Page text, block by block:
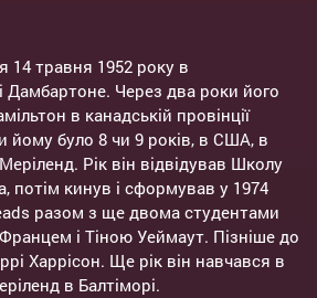
14 травня 1952 року в
Дамбартоне. Через два роки його
в канадській провінції
йому було 8 чи 9 років, в США, в
Рік він відвідував Школу
потім кинув і сформував у 1974
разом з ще двома студентами
і Тіною Уеймаут. Пізніше до
Харрісон. Ще рік він навчався в
в Балтіморі.